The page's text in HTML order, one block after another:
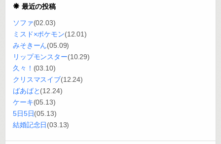
最近の投稿
ソファ(02.03)
ミスド×ポケモン(12.01)
みそきーん(05.09)
リップモンスター(10.29)
久々！ (03.10)
クリスマスイブ(12.24)
ばあばと(12.24)
ケーキ(05.13)
5日5日(05.13)
結婚記念日(03.13)